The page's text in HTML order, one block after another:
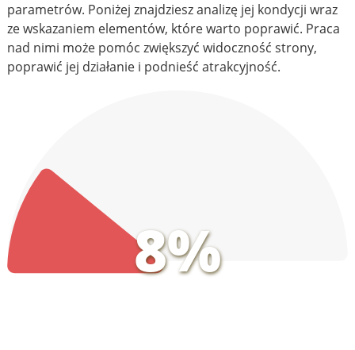
parametrów. Poniżej znajdziesz analizę jej kondycji wraz
ze wskazaniem elementów, które warto poprawić. Praca
nad nimi może pomóc zwiększyć widoczność strony,
poprawić jej działanie i podnieść atrakcyjność.
8%